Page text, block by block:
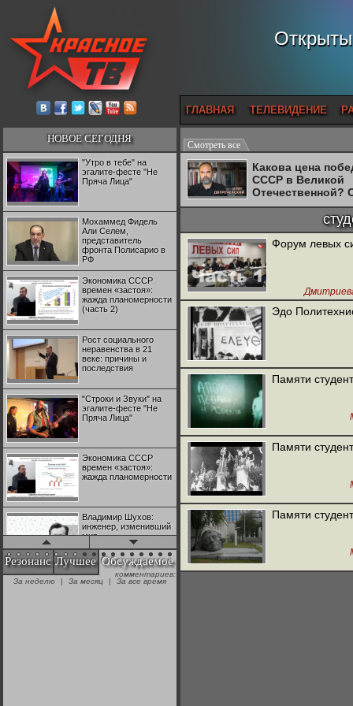
ГЛАВНАЯ ТЕЛЕВИДЕНИЕ
НОВОЕ СЕГОДНЯ
"Утро в тебе" на
эгалите-фесте "Не
Пряча Лица"
Мохаммед Фидель
Али Селем,
представитель
фронта Полисарио в
РФ
Экономика СССР
времен «застоя»:
жажда планомерности
(часть 2)
Рост социального
неравенства в 21
веке: причины и
последствия
"Строки и Звуки" на
эгалите-фесте "Не
Пряча Лица"
Экономика СССР
времен «застоя»:
жажда планомерности
Владимир Шухов:
инженер, изменивший
мир
"Аркадий Коц" на
эгалите-фесте "Не
Резонанс Лучшее Обсуждаемое
комментариев:
За неделю
| За месяц | За все время
Смотреть все
Какова цена
СССР в Великой
Отечественной?
Двуреченский о
Форум левых
Эдо
Памяти
Памяти
Памяти